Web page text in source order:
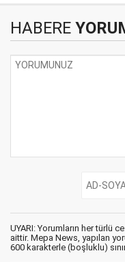
HABERE
UYARI: Yorumların her türlü
aittir. Mepa News, yapılan
600 karakterle (boşluklu)